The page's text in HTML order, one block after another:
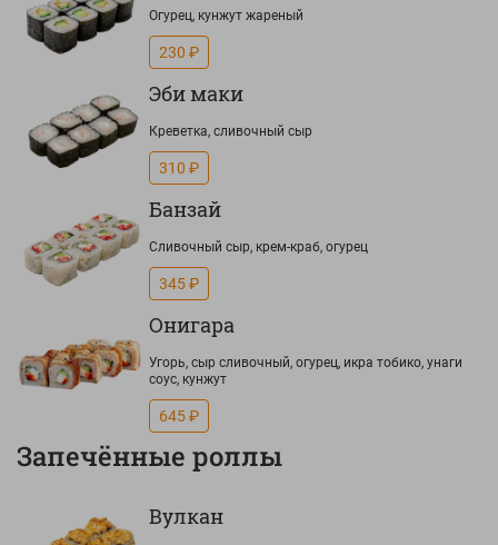
Огурец, кунжут жареный
230 ₽
Эби маки
Креветка, сливочный сыр
310 ₽
Банзай
Сливочный сыр, крем-краб, огурец
345 ₽
Онигара
Угорь, сыр сливочный, огурец, икра тобико, унаги
соус, кунжут
645 ₽
Запечённые роллы
Вулкан